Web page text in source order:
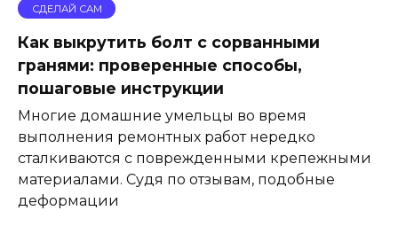
СДЕЛАЙ САМ
Как выкрутить болт с сорванными
гранями: проверенные способы,
пошаговые инструкции
Многие домашние умельцы во время
выполнения ремонтных работ нередко
сталкиваются с поврежденными крепежными
материалами. Судя по отзывам, подобные
деформации